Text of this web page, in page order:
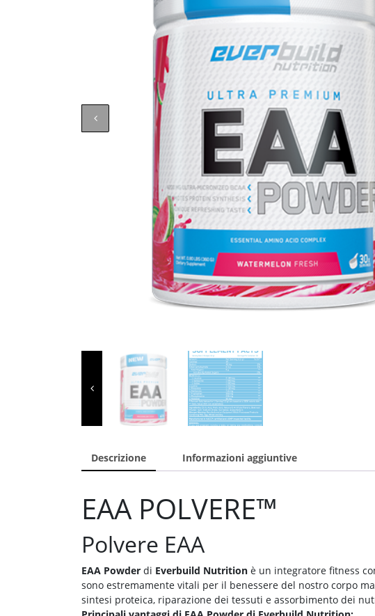
Descrizione Informazioni aggiuntive
EAA POLVERE™
Polvere EAA
EAA Powder di Everbuild Nutrition è un integratore fitness
sono estremamente vitali per il benessere del nostro corpo
sintesi proteica, riparazione dei tessuti e assorbimento dei